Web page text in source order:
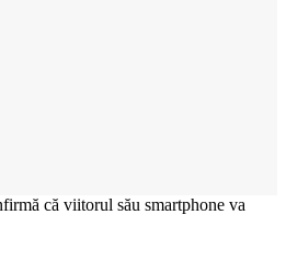
că viitorul său smartphone va